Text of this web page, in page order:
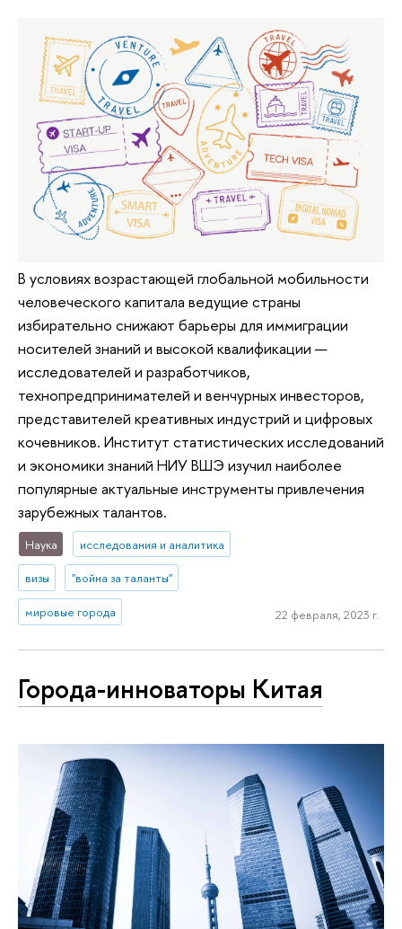
В условиях возрастающей глобальной мобильности
человеческого капитала ведущие страны
избирательно снижают барьеры для иммиграции
носителей знаний и высокой квалификации —
исследователей и разработчиков,
технопредпринимателей и венчурных инвесторов,
представителей креативных индустрий и цифровых
кочевников. Институт статистических исследований
и экономики знаний НИУ ВШЭ изучил наиболее
популярные актуальные инструменты привлечения
зарубежных талантов.
Наука исследования и аналитика
визы "война за таланты"
мировые города 22 февраля, 2023 г.
Города-инноваторы Китая